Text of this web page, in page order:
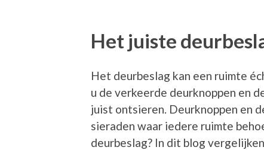
Het juiste
Het deurbeslag kan een ruimte
u de verkeerde deurknoppen en
juist ontsieren. Deurknoppen en
sieraden waar iedere ruimte
deurbeslag? In dit blog